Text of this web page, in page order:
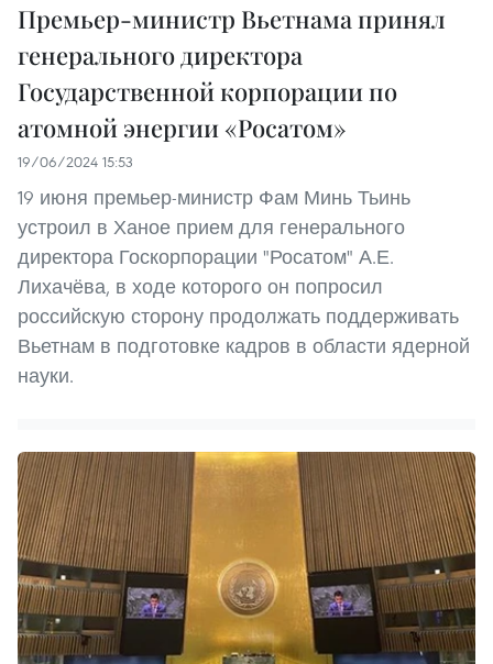
Премьер-министр Вьетнама принял
генерального директора
Государственной корпорации по
атомной энергии «Росатом»
19/06/2024 15:53
19 июня премьер-министр Фам Минь Тьинь
устроил в Ханое прием для генерального
директора Госкорпорации "Росатом" А.Е.
Лихачёва, в ходе которого он попросил
российскую сторону продолжать поддерживать
Вьетнам в подготовке кадров в области ядерной
науки.